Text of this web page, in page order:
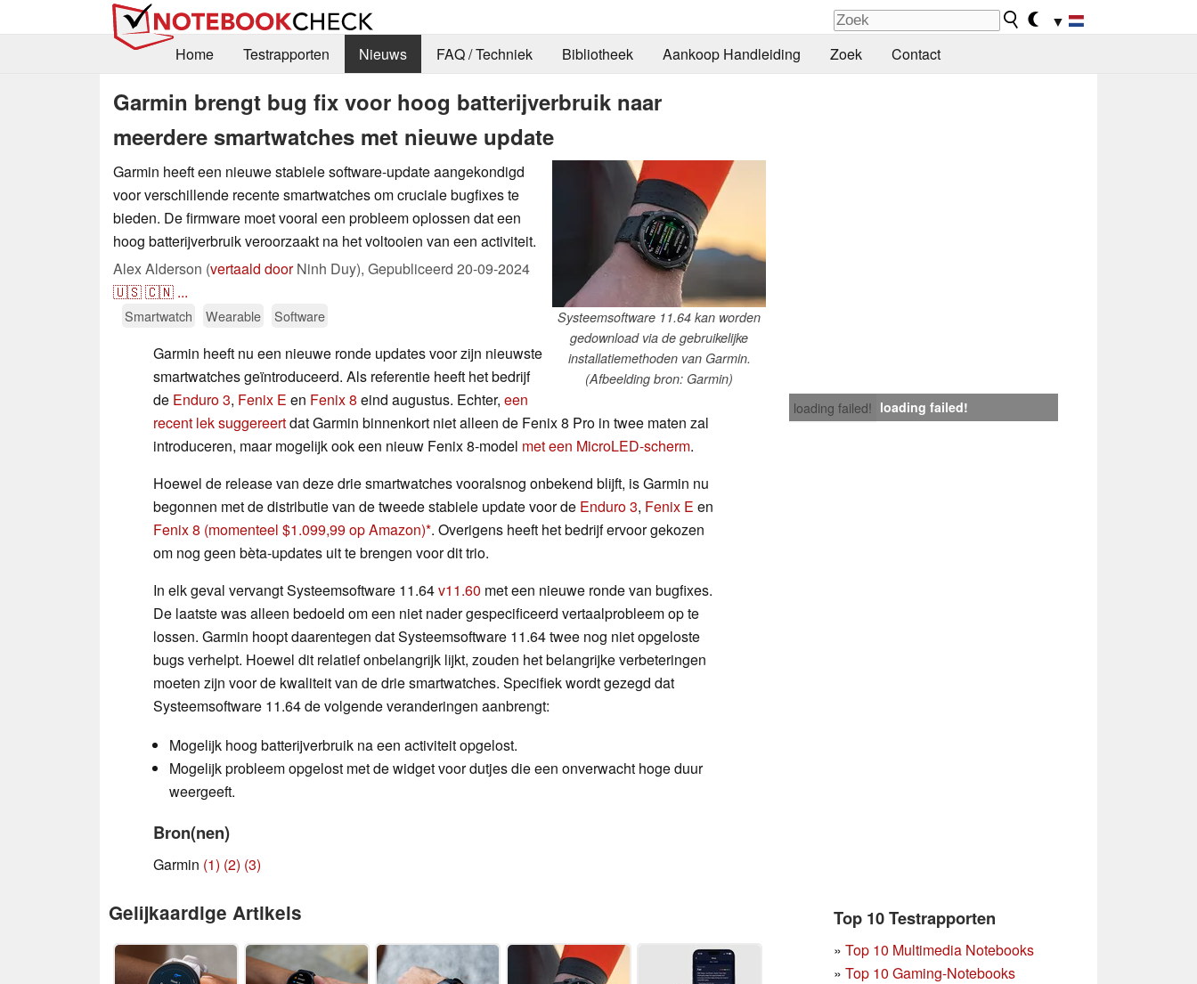
▼
Home
Testrapporten Nieuws FAQ / Techniek Bibliotheek Aankoop Handleiding Zoek Contact
Garmin brengt bug fix voor hoog batterijverbruik naar
meerdere smartwatches met nieuwe update
Systeemsoftware 11.64 kan worden
gedownload via de gebruikelijke
installatiemethoden van Garmin.
(Afbeelding bron: Garmin)
Garmin heeft een nieuwe stabiele software-update aangekondigd
voor verschillende recente smartwatches om cruciale bugfixes te
bieden. De firmware moet vooral een probleem oplossen dat een
hoog batterijverbruik veroorzaakt na het voltooien van een activiteit.
Alex Alderson (vertaald doorNinh Duy), Gepubliceerd 20-09-2024
🇺🇸🇨🇳 ...
Smartwatch Wearable Software
loading failed! loading failed!
Garmin heeft nu een nieuwe ronde updates voor zijn nieuwste
smartwatches geïntroduceerd. Als referentie heeft het bedrijf
de Enduro 3, Fenix E en Fenix 8 eind augustus. Echter, een
recent lek suggereertdat Garmin binnenkort niet alleen de Fenix 8 Pro in twee maten zal
introduceren, maar mogelijk ook een nieuw Fenix 8-model met een MicroLED-scherm.
Hoewel de release van deze drie smartwatches vooralsnog onbekend blijft, is Garmin nu
begonnen met de distributie van de tweede stabiele update voor de Enduro 3, Fenix E en
Fenix 8 (momenteel $1.099,99 op Amazon) . Overigens heeft het bedrijf ervoor gekozen
om nog geen bèta-updates uit te brengen voor dit trio.
In elk geval vervangt Systeemsoftware 11.64v11.60 met een nieuwe ronde van bugfixes.
De laatste was alleen bedoeld om een niet nader gespecificeerd vertaalprobleem op te
lossen. Garmin hoopt daarentegen dat Systeemsoftware 11.64 twee nog niet opgeloste
bugs verhelpt. Hoewel dit relatief onbelangrijk lijkt, zouden het belangrijke verbeteringen
moeten zijn voor de kwaliteit van de drie smartwatches. Specifiek wordt gezegd dat
Systeemsoftware 11.64 de volgende veranderingen aanbrengt:
Mogelijk hoog batterijverbruik na een activiteit opgelost.
Mogelijk probleem opgelost met de widget voor dutjes die een onverwacht hoge duur
weergeeft.
Bron(nen)
Garmin (1) (2) (3)
Top 10 Testrapporten
» Top 10 Multimedia Notebooks
» Top 10 Gaming-Notebooks
Gelijkaardige Artikels